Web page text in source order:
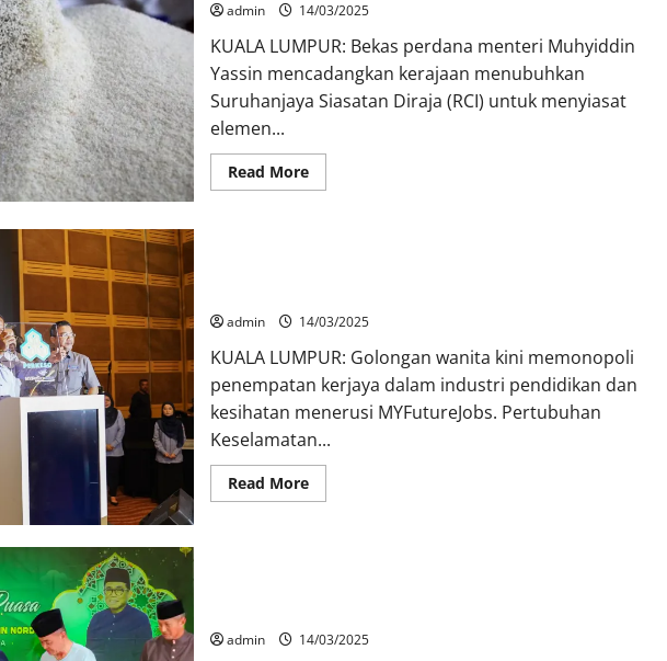
admin 14/03/2025
KUALA LUMPUR: Bekas perdana menteri Muhyiddin
Yassin mencadangkan kerajaan menubuhkan
Suruhanjaya Siasatan Diraja (RCI) untuk menyiasat
elemen...
Read More
admin 14/03/2025
KUALA LUMPUR: Golongan wanita kini memonopoli
penempatan kerjaya dalam industri pendidikan dan
kesihatan menerusi MYFutureJobs. Pertubuhan
Keselamatan...
Read More
admin 14/03/2025